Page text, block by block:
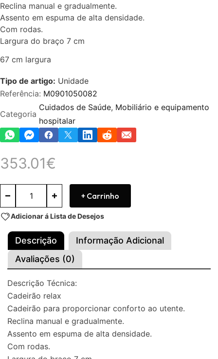
Reclina manual e gradualmente.
Assento em espuma de alta densidade.
Com rodas.
Largura do braço 7 cm
67 cm largura
Tipo de artigo: Unidade
Referência: M0901050082
Categoria
Cuidados de Saúde, Mobiliário e equipamento
hospitalar
353.01€
+ Carrinho
Adicionar á Lista de Desejos
Descrição
Informação Adicional
Avaliações (0)
Descrição Técnica:
Cadeirão relax
Cadeirão para proporcionar conforto ao utente.
Reclina manual e gradualmente.
Assento em espuma de alta densidade.
Com rodas.